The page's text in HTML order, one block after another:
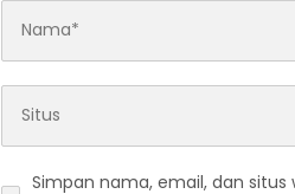
Simpan nama, email, dan